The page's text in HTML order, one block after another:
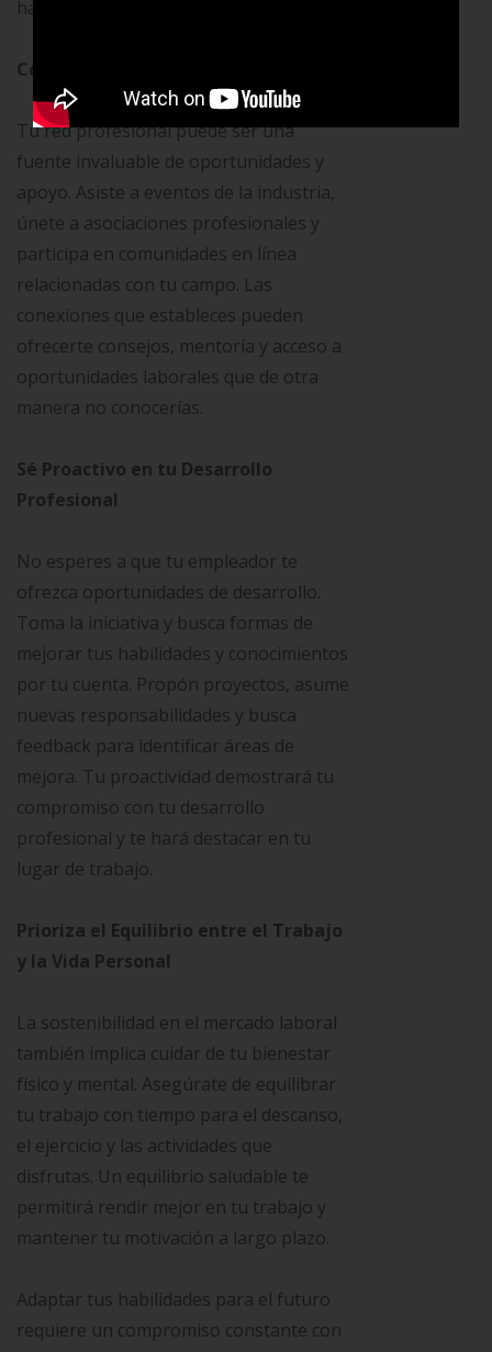
habilidades en tu vida diaria.
Construye una Red Profesional Sólida
Tu red profesional puede ser una
fuente invaluable de oportunidades y
apoyo. Asiste a eventos de la industria,
únete a asociaciones profesionales y
participa en comunidades en línea
relacionadas con tu campo. Las
conexiones que estableces pueden
ofrecerte consejos, mentoría y acceso a
oportunidades laborales que de otra
manera no conocerías.
Sé Proactivo en tu Desarrollo
Profesional
No esperes a que tu empleador te
ofrezca oportunidades de desarrollo.
Toma la iniciativa y busca formas de
mejorar tus habilidades y conocimientos
por tu cuenta. Propón proyectos, asume
nuevas responsabilidades y busca
feedback para identificar áreas de
mejora. Tu proactividad demostrará tu
compromiso con tu desarrollo
profesional y te hará destacar en tu
lugar de trabajo.
Prioriza el Equilibrio entre el Trabajo
y la Vida Personal
La sostenibilidad en el mercado laboral
también implica cuidar de tu bienestar
físico y mental. Asegúrate de equilibrar
tu trabajo con tiempo para el descanso,
el ejercicio y las actividades que
disfrutas. Un equilibrio saludable te
permitirá rendir mejor en tu trabajo y
mantener tu motivación a largo plazo.
Adaptar tus habilidades para el futuro
requiere un compromiso constante con